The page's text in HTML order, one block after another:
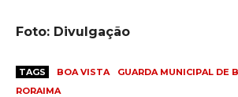
Foto: Divulgação
TAGS BOA VISTA
GUARDA MUNICIPAL DE
RORAIMA